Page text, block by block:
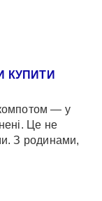
КУПИТИ
— у
Це не
З родинами,